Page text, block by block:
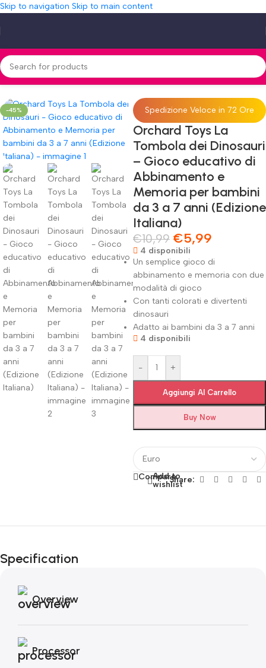
Skip to navigation Skip to main content
e Memoria per bambini da 3 a 7 anni (Edizione Italiana)
-45% Spedizione Veloce in 72 Ore
Orchard Toys La
Tombola dei Dinosauri
– Gioco educativo di
Abbinamento e
Memoria per bambini
da 3 a 7 anni (Edizione
Italiana)
€10,99 €5,99
4 disponibili
Un semplice gioco di
abbinamento e memoria con due
modalità di gioco
Con tanti colorati e divertenti
dinosauri
Adatto ai bambini da 3 a 7 anni
4 disponibili
- +
Aggiungi Al Carrello
Buy Now
Compare
Add to
wishlistShare:
Fino al 12 Ottobre...
Autunno!
Specification
Overview
Processor